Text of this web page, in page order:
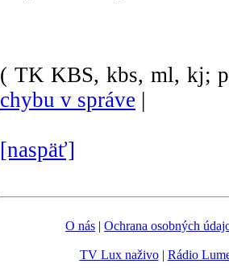
( TK KBS, kbs, ml, kj;
chybu v správe |
[naspäť]
O nás | Ochrana osobných
TV Lux naživo| Rádio